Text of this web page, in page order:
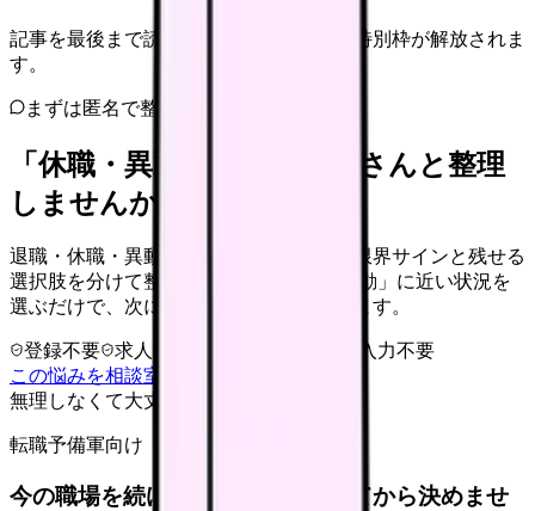
記事を最後まで読むと、転職サポートの特別枠が解放されま
す。
まずは匿名で整理
「休職・異動」を、カンゴさんと整理
しませんか。
退職・休職・異動を急いで決める前に、限界サインと残せる
選択肢を分けて整理します。 「休職・異動」に近い状況を
選ぶだけで、次に確認することまで進めます。
登録不要 求人押し売りなし
病院名は入力不要
この悩みを相談室で整理する
無理しなくて大丈夫
転職予備軍向け
今の職場を続けるか、条件を比べてから決めませ